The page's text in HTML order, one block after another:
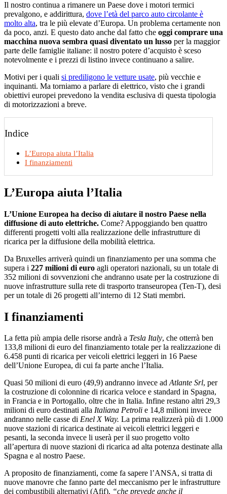
Il nostro continua a rimanere un Paese dove i motori termici
prevalgono, e addirittura, dove l’età del parco auto circolante è
molto alta, tra le più elevate d’Europa. Un problema certamente non
da poco, anzi. E questo dato anche dal fatto che oggi comprare una
macchina nuova sembra quasi diventato un lusso per la maggior
parte delle famiglie italiane: il nostro potere d’acquisto è sceso
notevolmente e i prezzi di listino invece continuano a salire.
Motivi per i quali si prediligono le vetture usate, più vecchie e
inquinanti. Ma torniamo a parlare di elettrico, visto che i grandi
obiettivi europei prevedono la vendita esclusiva di questa tipologia
di motorizzazioni a breve.
Indice
L’Europa aiuta l’Italia
I finanziamenti
L’Europa aiuta l’Italia
L’Unione Europea ha deciso di aiutare il nostro Paese nella
diffusione di auto elettriche. Come? Appoggiando ben quattro
differenti progetti volti alla realizzazione delle infrastrutture di
ricarica per la diffusione della mobilità elettrica.
Da Bruxelles arriverà quindi un finanziamento per una somma che
supera i 227 milioni di euro agli operatori nazionali, su un totale di
352 milioni di sovvenzioni che andranno usate per la costruzione di
nuove infrastrutture sulla rete di trasporto transeuropea (Ten-T), desi
per un totale di 26 progetti all’interno di 12 Stati membri.
I finanziamenti
La fetta più ampia delle risorse andrà a Tesla Italy, che otterrà ben
133,8 milioni di euro del finanziamento totale per la realizzazione di
6.458 punti di ricarica per veicoli elettrici leggeri in 16 Paese
dell’Unione Europea, di cui fa parte anche l’Italia.
Quasi 50 milioni di euro (49,9) andranno invece adAtlante Srl, per
la costruzione di colonnine di ricarica veloce e standard in Spagna,
in Francia e in Portogallo, oltre che in Italia. Infine restano altri 29,3
milioni di euro destinati alla Italiana Petroli e 14,8 milioni invece
andranno nelle casse di Enel X Way. La prima realizzerà più di 1.000
nuove stazioni di ricarica destinate ai veicoli elettrici leggeri e
pesanti, la seconda invece li userà per il suo progetto volto
all’apertura di nuove stazioni di ricarica ad alta potenza destinate alla
Spagna e al nostro Paese.
A proposito de finanziamenti, come fa sapere l’ANSA, si tratta di
nuove manovre che fanno parte del meccanismo per le infrastrutture
dei combustibili alternativi (Afif), “che prevede anche il